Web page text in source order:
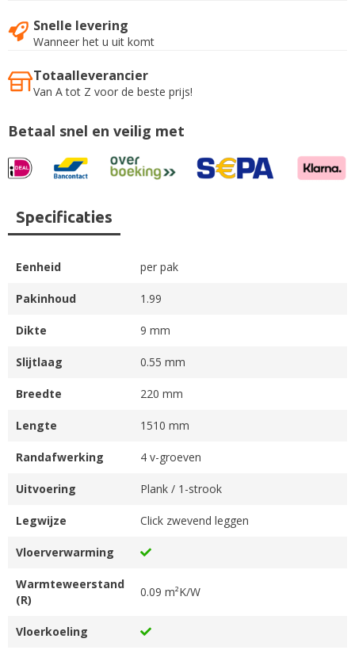
Snelle levering
Wanneer het u uit komt
Totaalleverancier
Van A tot Z voor de beste prijs!
Betaal snel en veilig met
Specificaties
Eenheid per pak
Pakinhoud 1.99
Dikte 9 mm
Slijtlaag 0.55 mm
Breedte 220 mm
Lengte 1510 mm
Randafwerking 4 v-groeven
Uitvoering Plank / 1-strook
Legwijze Click zwevend leggen
Vloerverwarming
Warmteweerstand
(R)
0.09 m²K/W
Vloerkoeling